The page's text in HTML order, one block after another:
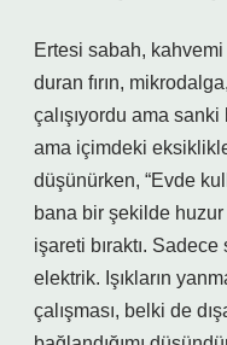
Ertesi sabah, kahvemi
duran fırın,
çalışıyordu ama
ama içimdeki
düşünürken, “Evde
bana bir şekilde
işareti bıraktı.
elektrik. Işıkların
çalışması, belki de